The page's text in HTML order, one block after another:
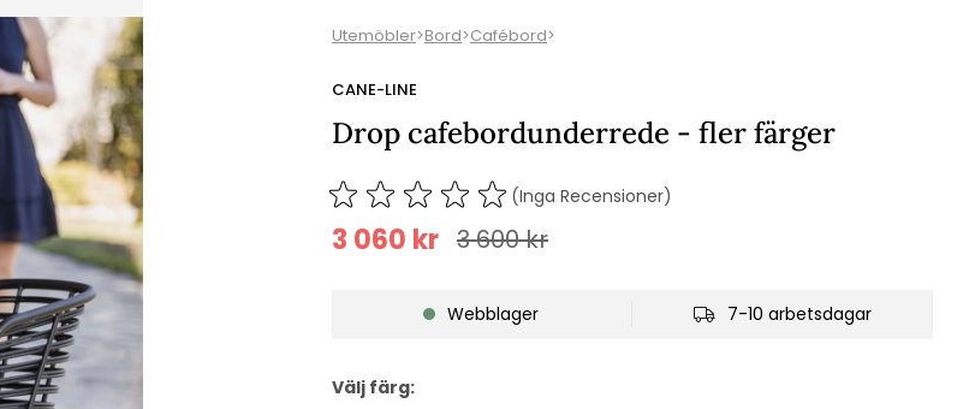
Utemöbler>Bord>Cafébord>
CANE-LINE
Drop cafebordunderrede - fler färger
(Inga Recensioner)
3 600kr
3 060 kr
Webblager 7-10 arbetsdagar
Välj färg: